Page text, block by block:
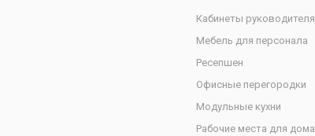
Кабинеты руководителя
Мебель для персонала
Ресепшен
Офисные перегородки
Модульные кухни
Рабочие места для дома